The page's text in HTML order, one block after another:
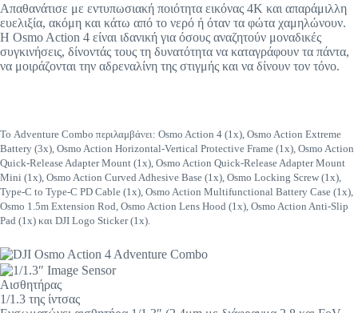
Απαθανάτισε με εντυπωσιακή ποιότητα εικόνας 4K και απαράμιλλη
ευελιξία, ακόμη και κάτω από το νερό ή όταν τα φώτα χαμηλώνουν.
Η Osmo Action 4 είναι ιδανική για όσους αναζητούν μοναδικές
συγκινήσεις, δίνοντάς τους τη δυνατότητα να καταγράφουν τα πάντα,
να μοιράζονται την αδρεναλίνη της στιγμής και να δίνουν τον τόνο.
Το Adventure Combo περιλαμβάνει: Osmo Action 4 (1x), Osmo Action Extreme
Battery (3x), Osmo Action Horizontal-Vertical Protective Frame (1x), Osmo Action
Quick-Release Adapter Mount (1x), Osmo Action Quick-Release Adapter Mount
Mini (1x), Osmo Action Curved Adhesive Base (1x), Osmo Locking Screw (1x),
Type-C to Type-C PD Cable (1x), Osmo Action Multifunctional Battery Case (1x),
Osmo 1.5m Extension Rod, Osmo Action Lens Hood (1x), Osmo Action Anti-Slip
Pad (1x) και DJI Logo Sticker (1x).
Αισθητήρας
1/1.3 της ίντσας